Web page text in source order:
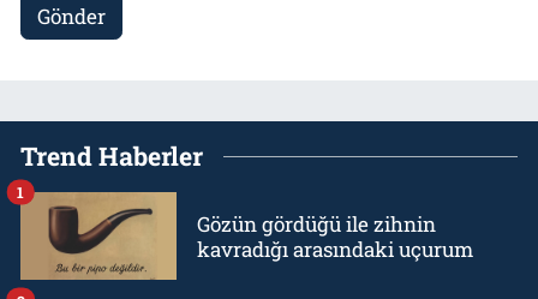
Gönder
Trend Haberler
Gözün gördüğü ile zihnin
kavradığı arasındaki uçurum
1